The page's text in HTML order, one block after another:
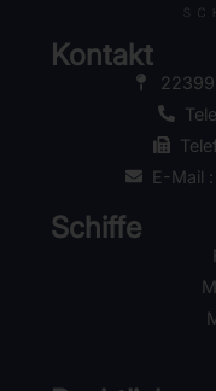
Kontakt
E-Mail
Schiffe